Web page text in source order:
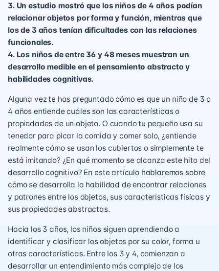
3. Un estudio mostró que los niños de 4 años podían
relacionar objetos por forma y función, mientras que
los de 3 años tenían dificultades con las relaciones
funcionales.
4. Los niños de entre 36 y 48 meses muestran un
desarrollo medible en el pensamiento abstracto y
habilidades cognitivas.
Alguna vez te has preguntado cómo es que un niño de 3 o
4 años entiende cuáles son las características o
propiedades de un objeto. O cuando tu pequeño usa su
tenedor para picar la comida y comer solo, ¿entiende
realmente cómo se usan los cubiertos o simplemente te
está imitando? ¿En qué momento se alcanza este hito del
desarrollo cognitivo? En este artículo hablaremos sobre
cómo se desarrolla la habilidad de encontrar relaciones
y patrones entre los objetos, sus características físicas y
sus propiedades abstractas.
Hacia los 3 años, los niños siguen aprendiendo a
identificar y clasificar los objetos por su color, forma u
otras características. Entre los 3 y 4, comienzan a
desarrollar un entendimiento más complejo de los